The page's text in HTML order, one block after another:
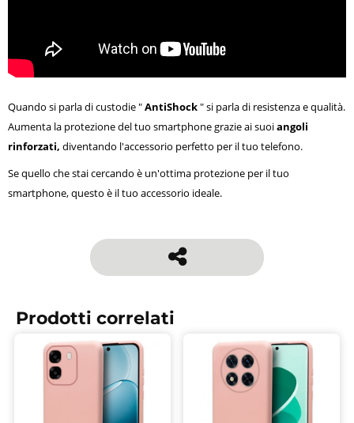
Quando si parla di custodie "AntiShock" si parla di resistenza e qualità.
Aumenta la protezione del tuo smartphone grazie ai suoiangoli
rinforzati, diventando l'accessorio perfetto per il tuo telefono.
Se quello che stai cercando è un'ottima protezione per il tuo
smartphone, questo è il tuo accessorio ideale.
Prodotti correlati